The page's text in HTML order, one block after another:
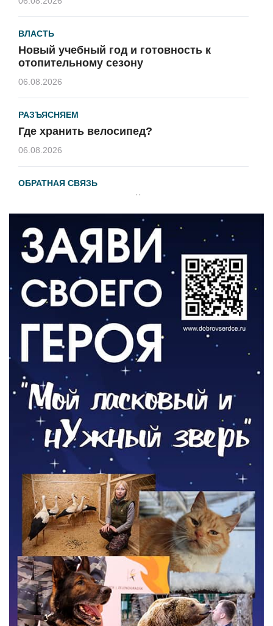
ВЛАСТЬ
Новый учебный год и готовность к
отопительному сезону
06.08.2026
РАЗЪЯСНЯЕМ
Где хранить велосипед?
06.08.2026
ОБРАТНАЯ СВЯЗЬ
Администрация онлайн
ВЛАСТЬ
День памяти и «Симфония народов»
06.08.2026
Новый настил на экотропе
05.08.2026